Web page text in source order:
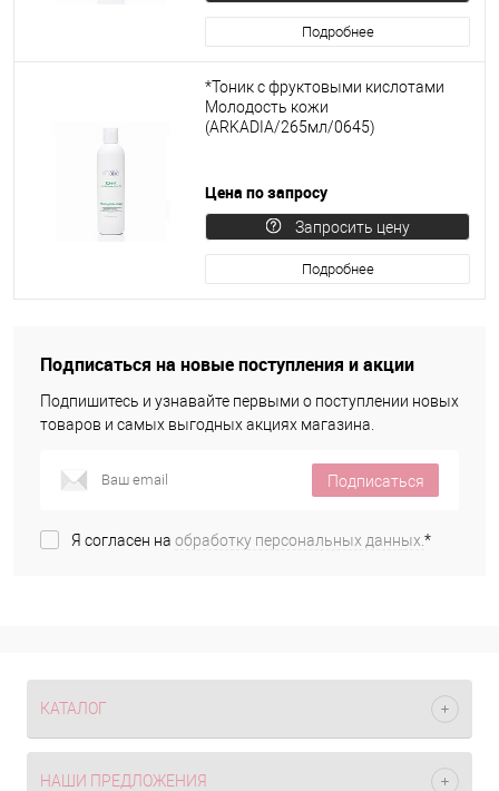
Подробнее
*Тоник с фруктовыми кислотами
Молодость кожи
(ARKADIA/265мл/0645)
Цена по запросу
Запросить цену
Подробнее
Подписаться на новые поступления и акции
Подпишитесь и узнавайте первыми о поступлении новых
товаров и самых выгодных акциях магазина.
Подписаться
Я согласен на обработку персональных данных.*
КАТАЛОГ
НАШИ ПРЕДЛОЖЕНИЯ